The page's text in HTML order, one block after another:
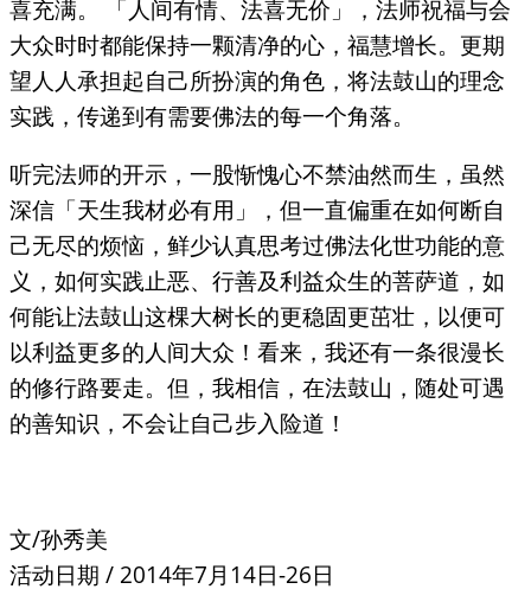
喜充满。 「人间有情、法喜无价」，法师祝福与会
大众时时都能保持一颗清净的心，福慧增长。更期
望人人承担起自己所扮演的角色，将法鼓山的理念
实践，传递到有需要佛法的每一个角落。
听完法师的开示，一股惭愧心不禁油然而生，虽然
深信「天生我材必有用」，但一直偏重在如何断自
己无尽的烦恼，鲜少认真思考过佛法化世功能的意
义，如何实践止恶、行善及利益众生的菩萨道，如
何能让法鼓山这棵大树长的更稳固更茁壮，以便可
以利益更多的人间大众！看来，我还有一条很漫长
的修行路要走。但，我相信，在法鼓山，随处可遇
的善知识，不会让自己步入险道！
文/孙秀美
活动日期 / 2014年7月14日-26日